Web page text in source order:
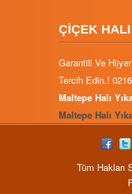
ÇİÇEK
Garantili Ve
Tercih Edin.!
Maltepe Halı
Maltepe Halı
Tüm Hakları